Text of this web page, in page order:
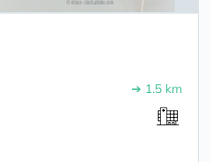
➔ 1.5 km